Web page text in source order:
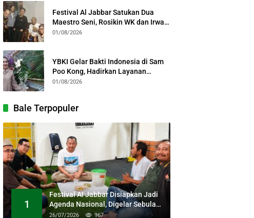
Festival Al Jabbar Satukan Dua
Maestro Seni, Rosikin WK dan Irwan
Guntari Garap Pertunjukan Kolosal
01/08/2026
YBKI Gelar Bakti Indonesia di Sam
Poo Kong, Hadirkan Layanan
Kesehatan Gratis dan Dialog
01/08/2026
Bale Terpopuler
1
Festival Al Jabbar Disiapkan Jadi
Agenda Nasional, Digelar Sebulan
Penuh di Kawasan Masjid Raya Al
26/07/2026 967